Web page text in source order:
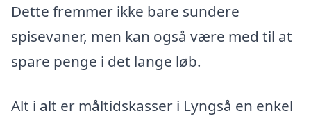
Dette fremmer ikke bare sundere
spisevaner, men kan også være med til at
spare penge i det lange løb.
Alt i alt er måltidskasser i Lyngså en enkel